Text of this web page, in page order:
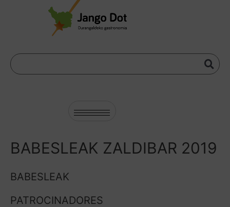
BABESLEAK ZALDIBAR 2019
BABESLEAK
PATROCINADORES